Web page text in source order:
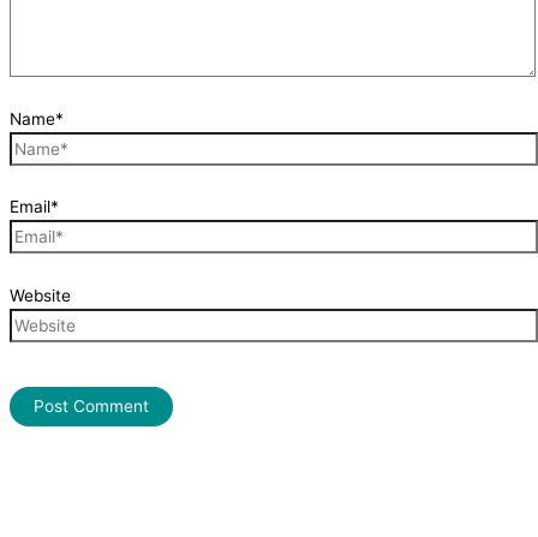
Name*
Email*
Website